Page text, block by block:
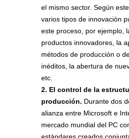
el mismo sector. Según
varios tipos de innovación
este proceso, por ejemplo,
productos innovadores, la
métodos de producción o
inéditos, la abertura de
etc.
2. El control de la
producción. Durante dos
alianza entre Microsoft e
mercado mundial del PC